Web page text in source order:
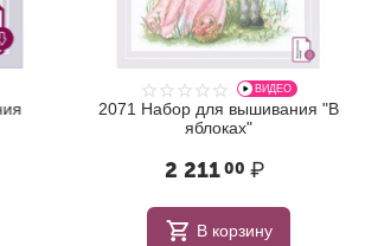
ВИДЕО
2071 Набор для вышивания "В
яблоках"
2 21100 ₽
В корзину